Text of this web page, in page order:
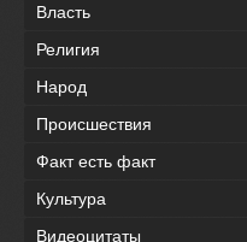
Власть
Религия
Народ
Происшествия
Факт есть факт
Культура
Видеоцитаты